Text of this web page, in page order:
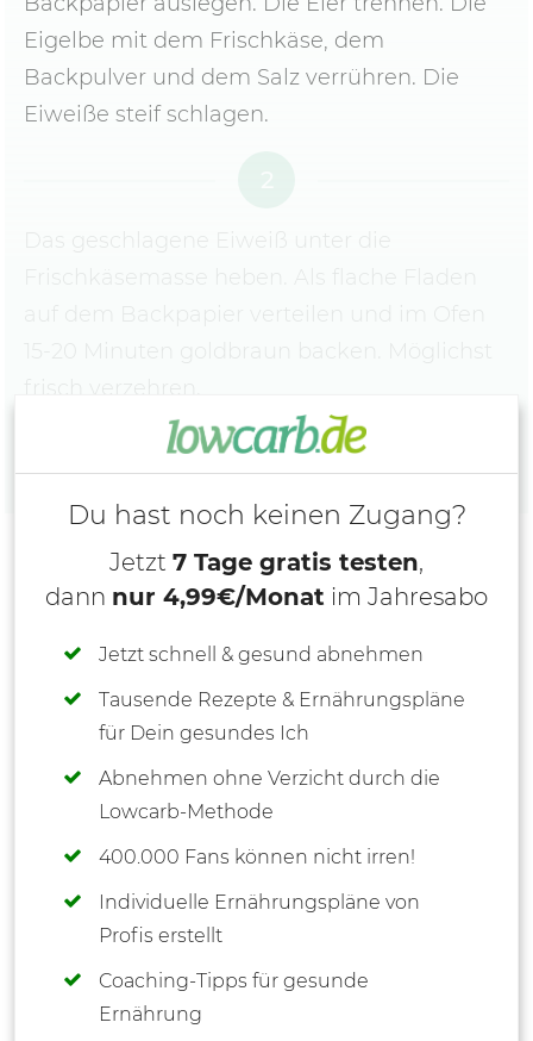
Eigelbe mit dem Frischkäse, dem
Backpulver und dem Salz verrühren. Die
Eiweiße steif schlagen.
Das geschlagene Eiweiß unter die
Du hast noch keinen Zugang?
Jetzt 7 Tage gratis testen,
dann nur 4,99€/Monat im Jahresabo
Jetzt schnell & gesund abnehmen
Tausende Rezepte & Ernährungspläne
für Dein gesundes Ich
Abnehmen ohne Verzicht durch die
Lowcarb-Methode
400.000 Fans können nicht irren!
Individuelle Ernährungspläne von
Profis erstellt
Coaching-Tipps für gesunde
Ernährung